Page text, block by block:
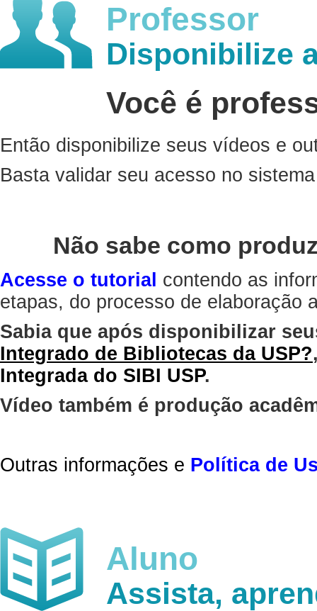
Professor
Disponibilize
Você é
Então disponibilize seus vídeos e
Basta validar seu acesso no
Não sabe como
Acesse o tutorial contendo as
etapas, do processo de elaboração
Sabia que após disponibilizar
Integrado de Bibliotecas da USP?
Integrada do SIBI USP.
Vídeo também é produção
Outras informações e Política de
Aluno
Assista,